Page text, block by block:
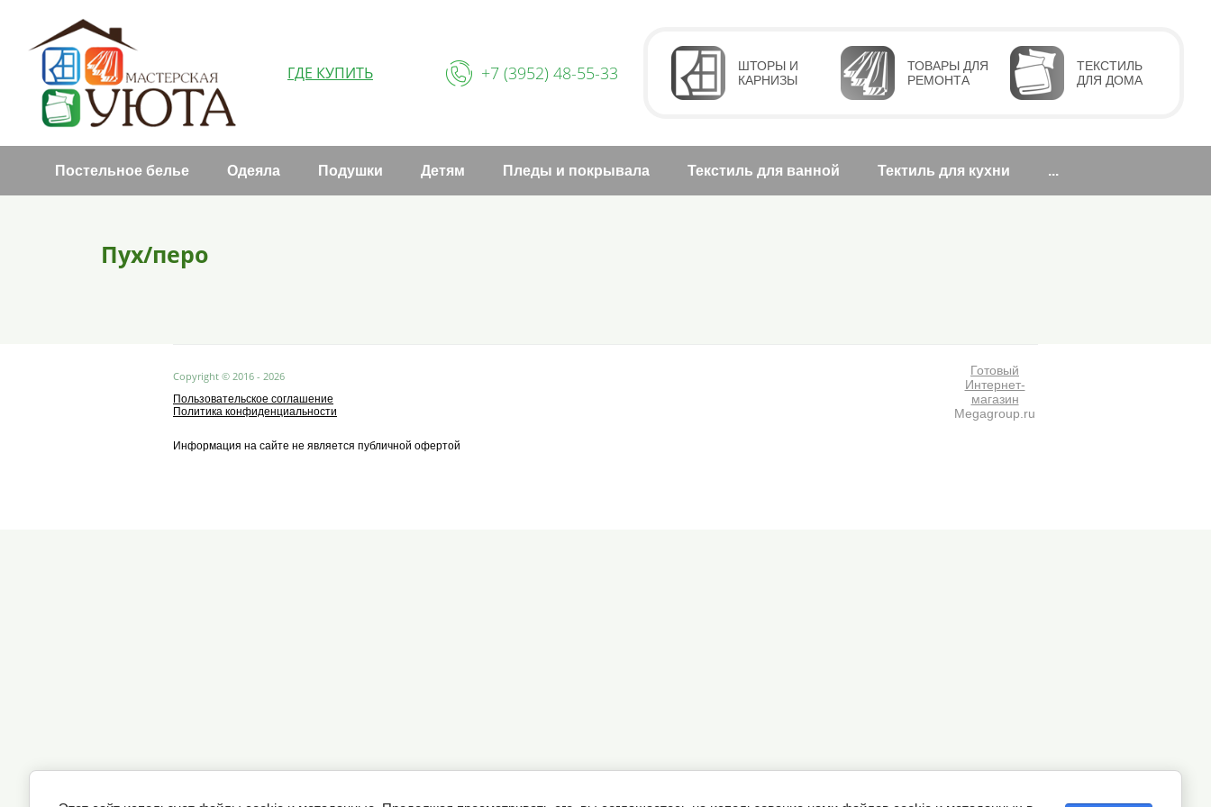
ГДЕ КУПИТЬ +7 (3952) 48-55-33
ШТОРЫ И
КАРНИЗЫ
ТОВАРЫ ДЛЯ
РЕМОНТА
ТЕКСТИЛЬ
ДЛЯ ДОМА
Постельное белье Одеяла Подушки Детям Пледы и покрывала Текстиль для ванной Тектиль для кухни ...
Пух/перо
Copyright © 2016 - 2026
Пользовательское соглашение
Политика конфиденциальности
Информация на сайте не является публичной офертой
Готовый
Интернет-
магазин
Megagroup.ru